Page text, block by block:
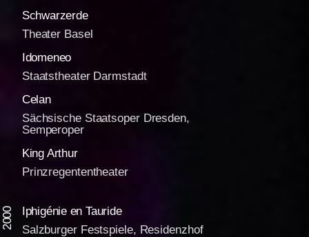
Schwarzerde
Theater Basel
Idomeneo
Staatstheater Darmstadt
Celan
Sächsische Staatsoper Dresden,
Semperoper
King Arthur
Prinzregententheater
2000
Iphigénie en Tauride
Salzburger Festspiele, Residenzhof